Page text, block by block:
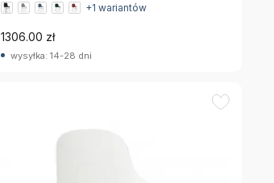
+1 wariantów
1306.00 zł
wysyłka: 14-28 dni